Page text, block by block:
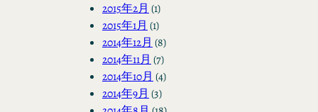
2015年2月 (1)
2015年1月 (1)
2014年12月 (8)
2014年11月 (7)
2014年10月 (4)
2014年9月 (3)